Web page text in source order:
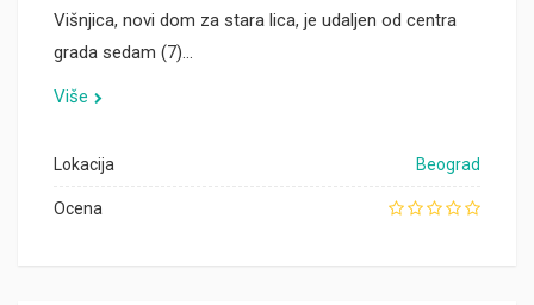
Višnjica, novi dom za stara lica, je udaljen od centra
grada sedam (7)…
Više
Lokacija Beograd
Ocena